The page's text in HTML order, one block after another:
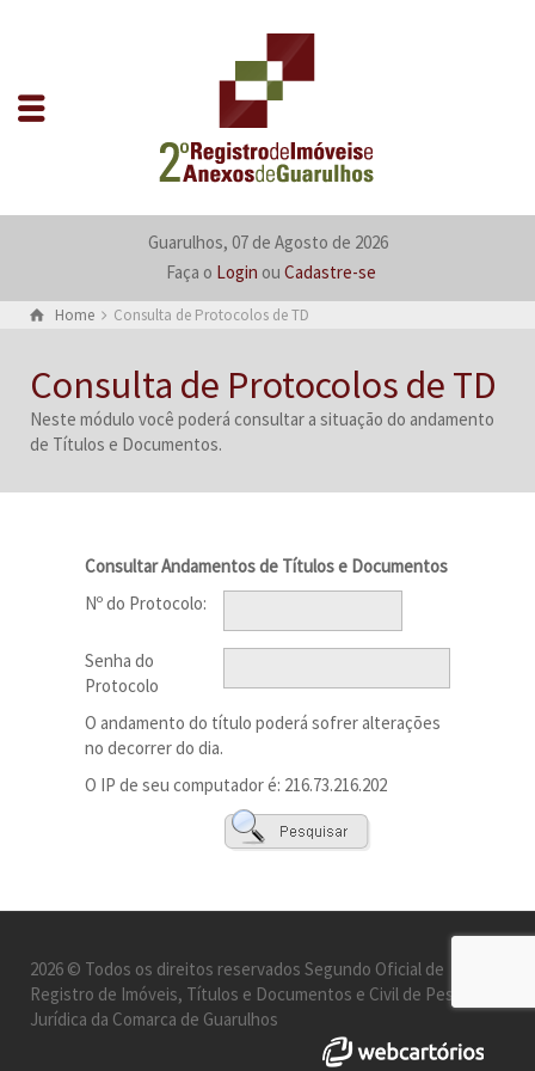
Guarulhos, 07 de Agosto de 2026
Faça o Login ou Cadastre-se
Home Consulta de Protocolos de TD
Consulta de Protocolos de TD
Neste módulo você poderá consultar a situação do andamento
de Títulos e Documentos.
Consultar Andamentos de Títulos e Documentos
Nº do Protocolo:
Senha do
Protocolo
O andamento do título poderá sofrer alterações
no decorrer do dia.
O IP de seu computador é: 216.73.216.202
2026 © Todos os direitos reservados Segundo Oficial de
Registro de Imóveis, Títulos e Documentos e Civil de Pessoa
Jurídica da Comarca de Guarulhos